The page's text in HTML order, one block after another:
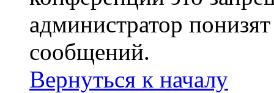
администратор
сообщений.
Вернуться к началу